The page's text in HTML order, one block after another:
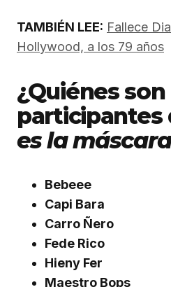
TAMBIÉN LEE: Fallece
Hollywood, a los 79 años
¿Quiénes
participantes
es la
Bebeee
Capi Bara
Carro Ñero
Fede Rico
Hieny Fer
Maestro Bops